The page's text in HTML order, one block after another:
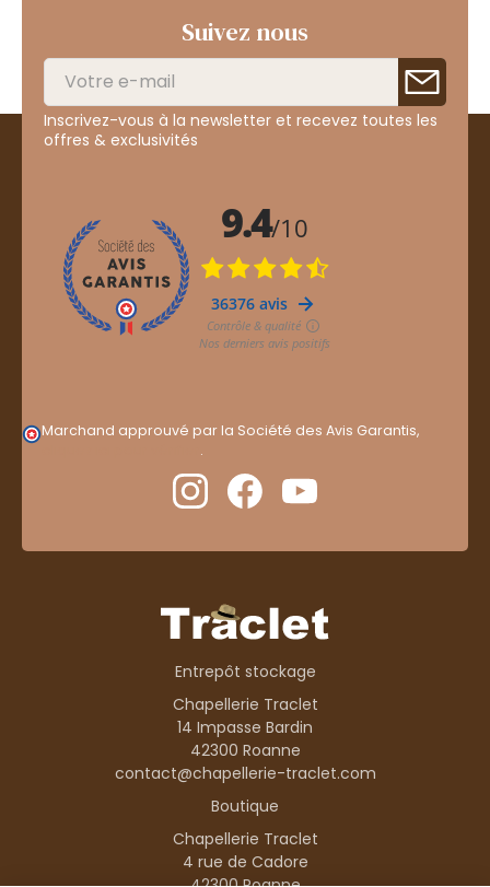
Suivez nous
Inscrivez-vous à la newsletter et recevez toutes les
offres & exclusivités
Marchand approuvé par la Société des Avis Garantis,
.
Entrepôt stockage
Chapellerie Traclet
14 Impasse Bardin
42300 Roanne
contact@chapellerie-traclet.com
Boutique
Chapellerie Traclet
4 rue de Cadore